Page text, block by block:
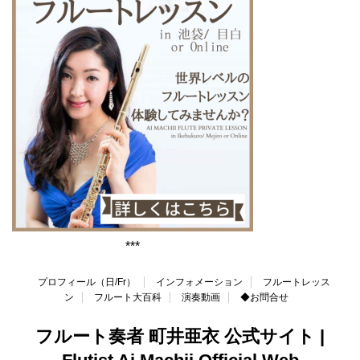
***
プロフィール（日/Fr） インフォメーション
フルートレッス
ン
フルート大百科 演奏動画 ◆お問合せ
フルート奏者 町井亜衣 公式サイト |